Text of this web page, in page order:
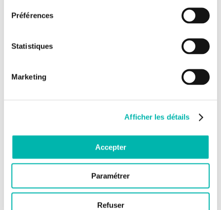
Préférences
Statistiques
Marketing
Afficher les détails
Accepter
Paramétrer
Refuser
Dr Amandine MAULARD
Dr Houssein EL HAJJ
Dr Kawtar LAKHMAIS
Pr Corinne BALLEYGUIER